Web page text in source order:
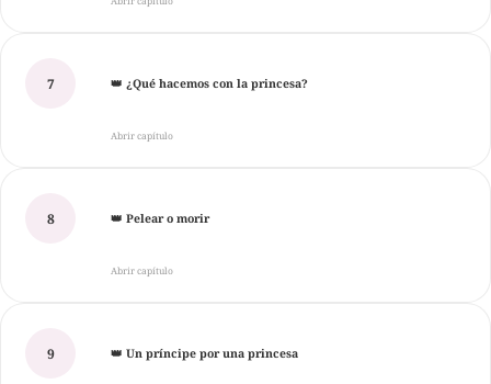
7 👑 ¿Qué hacemos con la princesa?
Abrir capítulo
8 👑 Pelear o morir
Abrir capítulo
9 👑 Un príncipe por una princesa